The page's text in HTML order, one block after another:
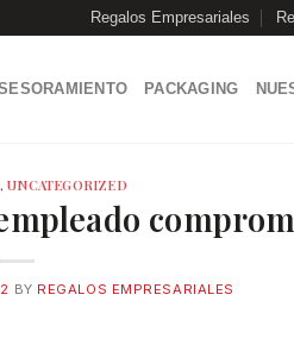
Regalos Empresariales
PACKAGING
,UNCATEGORIZED
BY REGALOS EMPRESARIALES